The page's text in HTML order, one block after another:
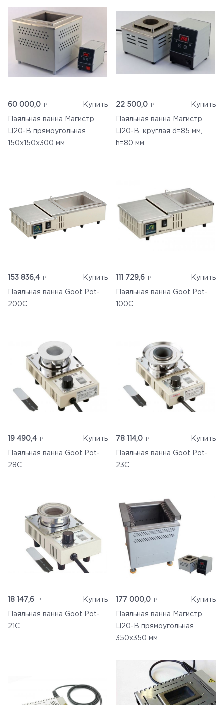
60 000,0 Купить
Паяльная ванна Магистр
Ц20-В прямоугольная
150х150х300 мм
22 500,0 Купить
Паяльная ванна Магистр
Ц20-В, круглая d=85 мм,
h=80 мм
153 836,4 Купить
Паяльная ванна Goot Pot-
200C
111 729,6 Купить
Паяльная ванна Goot Pot-
100C
19 490,4 Купить
Паяльная ванна Goot Pot-
28C
78 114,0 Купить
Паяльная ванна Goot Pot-
23C
18 147,6 Купить
Паяльная ванна Goot Pot-
21C
177 000,0 Купить
Паяльная ванна Магистр
Ц20-В прямоугольная
350х350 мм